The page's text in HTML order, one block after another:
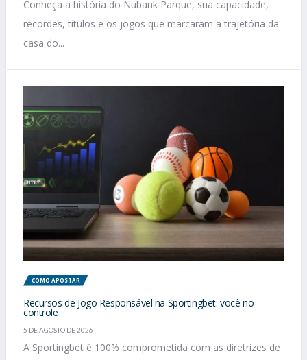
Conheça a história do Nubank Parque, sua capacidade,
recordes, títulos e os jogos que marcaram a trajetória da
casa do...
COMO APOSTAR
Recursos de Jogo Responsável na Sportingbet: você no
controle
5 DE AGOSTO DE 2026
A Sportingbet é 100% comprometida com as diretrizes de